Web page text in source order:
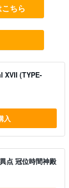
ちら
XVII (TYPE-
入
点 冠位時間神殿